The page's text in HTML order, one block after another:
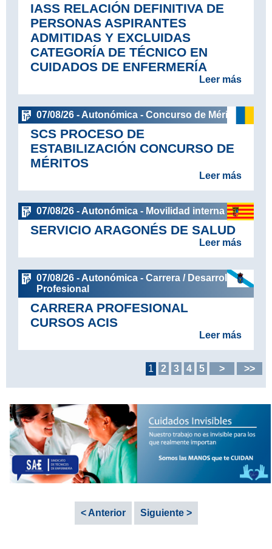
IASS RELACIÓN DEFINITIVA DE
PERSONAS ASPIRANTES
ADMITIDAS Y EXCLUIDAS
CATEGORÍA DE TÉCNICO EN
CUIDADOS DE ENFERMERÍA
Leer más
07/08/26 - Autonómica - Concurso de Méritos
SCS PROCESO DE
ESTABILIZACIÓN CONCURSO DE
MÉRITOS
Leer más
07/08/26 - Autonómica - Movilidad interna
SERVICIO ARAGONÉS DE SALUD
Leer más
07/08/26 - Autonómica - Carrera / Desarrollo
Profesional
CARRERA PROFESIONAL
CURSOS ACIS
Leer más
1 2 3 4 5 > >>
< Anterior Siguiente >